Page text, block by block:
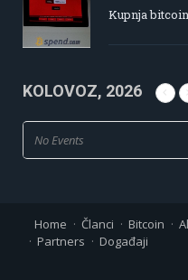
Kupnja
KOLOVOZ, 2026
No Events
Home Članci Bitcoin
Partners
Događaji